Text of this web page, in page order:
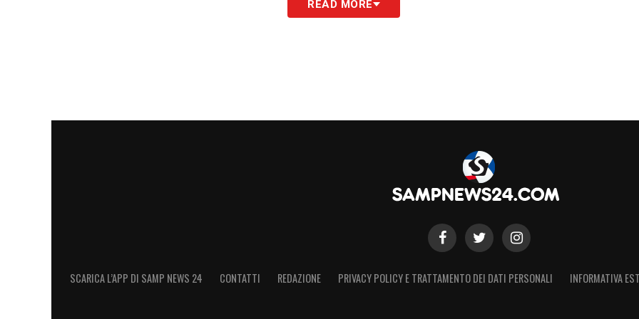
Chi è Youssef Maleh: le caratteristiche e il ruolo
infatti, laSampdoriasarebbe d’accordo nel lasciarlo un anno ancora in Veneto. Ma
READ MORE
SCARICA L’APP DI SAMP NEWS 24 CONTATTI REDAZIONE PRIVACY POLICY E TRATTAMENTO DEI DATI PERSONALI INFORMATIVA